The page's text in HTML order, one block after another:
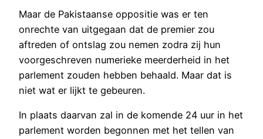
Maar de Pakistaanse oppositie was er ten
onrechte van uitgegaan dat de premier zou
aftreden of ontslag zou nemen zodra zij hun
voorgeschreven numerieke meerderheid in het
parlement zouden hebben behaald. Maar dat is
niet wat er lijkt te gebeuren.
In plaats daarvan zal in de komende 24 uur in het
parlement worden begonnen met het tellen van